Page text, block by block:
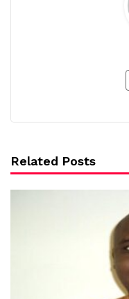
Related Posts